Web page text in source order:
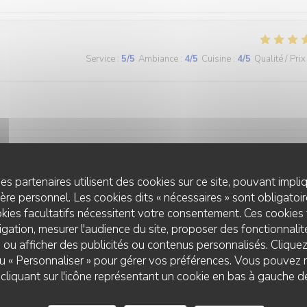
partenaires utilisent des cookies sur ce site, pouvant
personnel. Les cookies dits « nécessaires » sont
facultatifs nécessitent votre consentement. Ces
mesurer l'audience du site, proposer des
afficher des publicités ou contenus personnalisés.
« Personnaliser » pour gérer vos préférences. Vous
sur l'icône représentant un cookie en bas à gauche
Service : 5/5 Ambiance : 4/5 Cuisine : 4/5 Qualité / Prix
Service 5 Ambiance /5 Cuisine Qualité / Prix
les repas sont très bons: du fait maison, copieux pour pas cher. On
comme dans certains restaurants de Strasbourg où c est du
Je recommande les brochettesde poulet à la